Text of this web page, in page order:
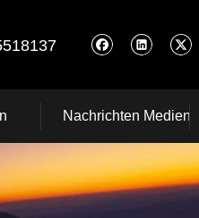
Nachrichten Medien